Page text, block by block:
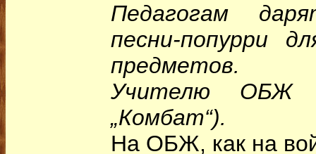
Педагогам
песни-попурри
предметов.
Учителю ОБЖ
„Комбат“).
На ОБЖ, как на